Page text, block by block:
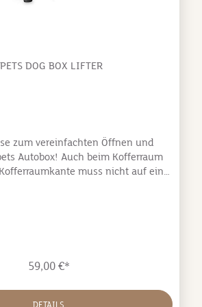
DOG BOX LIFTER
zum vereinfachten Öffnen und
beim Kofferraum
muss nicht auf eine
der Pro- und ComfortLine!
59,00 €*